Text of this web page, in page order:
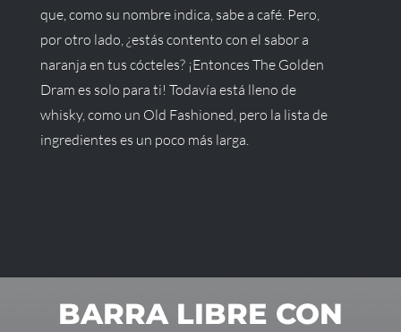
que, como su nombre indica, sabe a café. Pero,
por otro lado, ¿estás contento con el sabor a
naranja en tus cócteles? ¡Entonces The Golden
Dram es solo para ti! Todavía está lleno de
whisky, como un Old Fashioned, pero la lista de
ingredientes es un poco más larga.
BARRA LIBRE CON